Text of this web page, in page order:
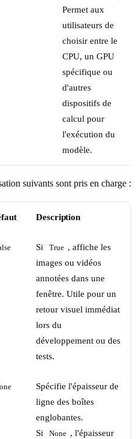
Permet aux
utilisateurs de
choisir entre le
CPU, un GPU
spécifique ou
d'autres
dispositifs de
calcul pour
l'exécution du
modèle.
suivants sont pris en charge :
Description
Si True , affiche les
images ou vidéos
annotées dans une
fenêtre. Utile pour un
retour visuel immédiat
lors du
développement ou des
tests.
Spécifie l'épaisseur de
ligne des boîtes
englobantes.
Si
None , l'épaisseur